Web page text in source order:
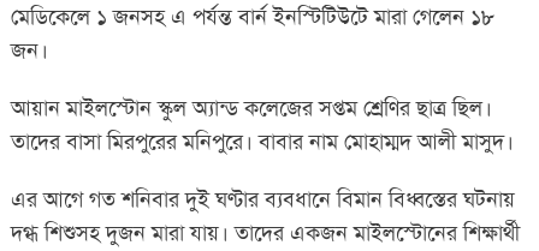
মেডিকেলে ১ জনসহ এ পর্যন্ত বার্ন ইনস্টিটিউটে মারা গেলেন ১৮
জন।
আয়ান মাইলস্টোন স্কুল অ্যান্ড কলেজের সপ্তম শ্রেণির ছাত্র ছিল।
তাদের বাসা মিরপুরের মনিপুরে। বাবার নাম মোহাম্মদ আলী মাসুদ।
এর আগে গত শনিবার দুই ঘণ্টার ব্যবধানে বিমান বিধ্বস্তের ঘটনায়
দগ্ধ শিশুসহ দুজন মারা যায়। তাদের একজন মাইলস্টোনের শিক্ষার্থী